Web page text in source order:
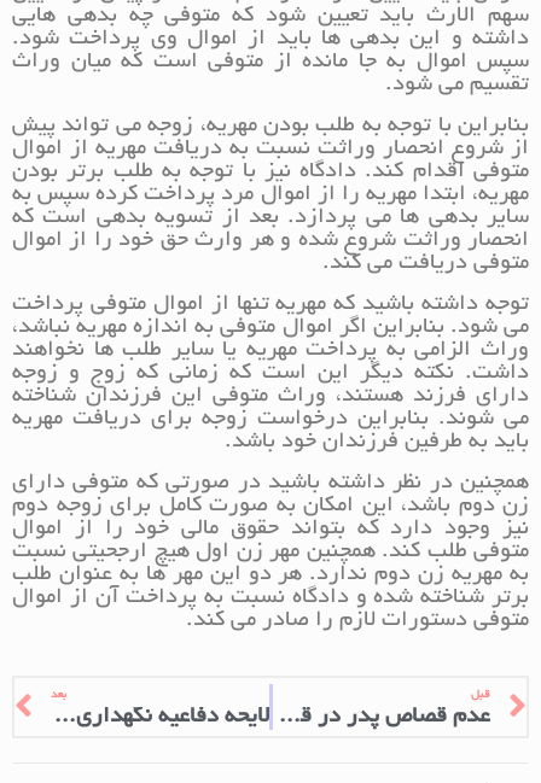
سهم الارث باید تعیین شود که متوفی چه بدهی هایی
داشته و این بدهی ها باید از اموال وی پرداخت شود.
سپس اموال به جا مانده از متوفی است که میان وراث
تقسیم می شود.
بنابراین با توجه به طلب بودن مهریه، زوجه می تواند پیش
از شروع انحصار وراثت نسبت به دریافت مهریه از اموال
متوفی اقدام کند. دادگاه نیز با توجه به طلب برتر بودن
مهریه، ابتدا مهریه را از اموال مرد پرداخت کرده سپس به
سایر بدهی ها می پردازد. بعد از تسویه بدهی است که
انحصار وراثت شروع شده و هر وارث حق خود را از اموال
متوفی دریافت می کند.
توجه داشته باشید که مهریه تنها از اموال متوفی پرداخت
می شود. بنابراین اگر اموال متوفی به اندازه مهریه نباشد،
وراث الزامی به پرداخت مهریه یا سایر طلب ها نخواهند
داشت. نکته دیگر این است که زمانی که زوج و زوجه
دارای فرزند هستند، وراث متوفی این فرزندان شناخته
می شوند. بنابراین درخواست زوجه برای دریافت مهریه
باید به طرفین فرزندان خود باشد.
همچنین در نظر داشته باشید در صورتی که متوفی دارای
زن دوم باشد، این امکان به صورت کامل برای زوجه دوم
نیز وجود دارد که بتواند حقوق مالی خود را از اموال
متوفی طلب کند. همچنین مهر زن اول هیچ ارجحیتی نسبت
به مهریه زن دوم ندارد. هر دو این مهر ها به عنوان طلب
برتر شناخته شده و دادگاه نسبت به پرداخت آن از اموال
متوفی دستورات لازم را صادر می کند.
قبل
عدم قصاص پدر در قتل فرزند
بعد
لایحه دفاعیه نگهداری مشروبات